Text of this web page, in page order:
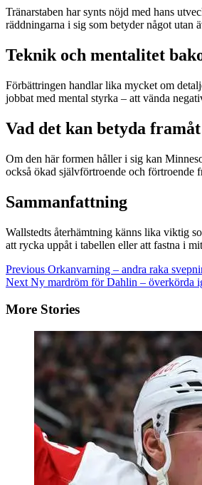
Tränarstaben har synts nöjd med hans
räddningarna i sig som betyder något utan
Teknik och mentalitet
Förbättringen handlar lika mycket om
jobbat med mental styrka – att vända
Vad det kan betyda framåt
Om den här formen håller i sig kan
också ökad självförtroende och förtroende
Sammanfattning
Wallstedts återhämtning känns lika viktig
att rycka uppåt i tabellen eller att fastna i
Continue
Reading
Previous Orkanvarning – andra raka
Next Ny mardröm för Dahlin – överkörda
More Stories